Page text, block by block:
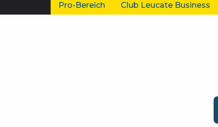
Pro-Bereich Club Leucate Business